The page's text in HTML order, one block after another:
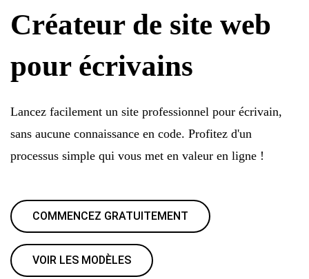
Créateur de site web
pour écrivains
Lancez facilement un site professionnel pour écrivain,
sans aucune connaissance en code. Profitez d'un
processus simple qui vous met en valeur en ligne !
COMMENCEZ GRATUITEMENT
VOIR LES MODÈLES